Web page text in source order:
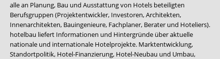
alle an Planung, Bau und Ausstattung von Hotels beteiligten
Berufsgruppen (Projektentwickler, Investoren, Architekten,
Innenarchitekten, Bauingenieure, Fachplaner, Berater und Hoteliers).
hotelbau liefert Informationen und Hintergründe über aktuelle
nationale und internationale Hotelprojekte. Marktentwicklung,
Standortpolitik, Hotel-Finanzierung, Hotel-Neubau und Umbau,